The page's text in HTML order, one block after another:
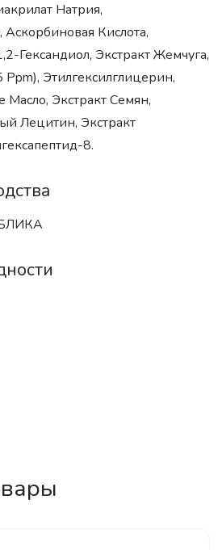
Натрия,
Аскорбиновая Кислота,
Гександиол, Экстракт Жемчуга,
Этилгексилглицерин,
Масло, Экстракт Семян,
Лецитин, Экстракт
8.